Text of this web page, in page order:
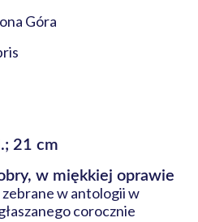
Góra
21 cm
w miękkiej oprawie
w antologii w
corocznie